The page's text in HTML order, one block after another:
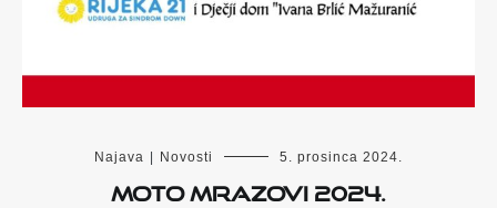
Najava Novosti 5. prosinca 2024.
Moto Mrazovi 2024.